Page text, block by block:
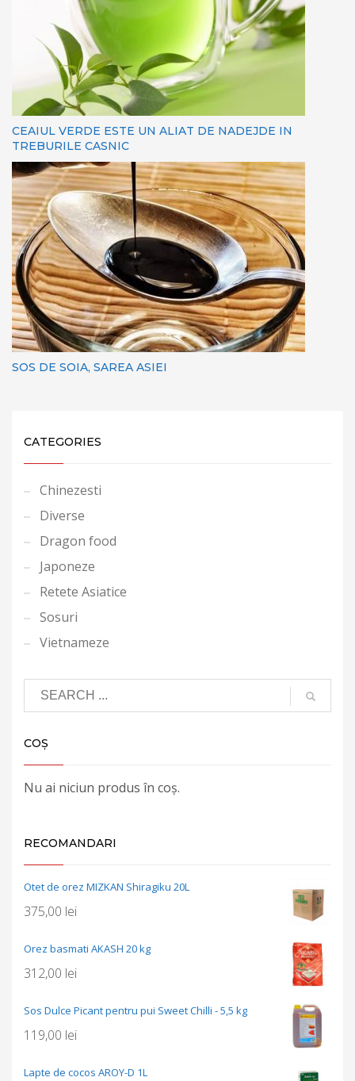
CEAIUL VERDE ESTE UN ALIAT DE NADEJDE IN
TREBURILE CASNIC
SOS DE SOIA, SAREA ASIEI
CATEGORIES
Chinezesti
Diverse
Dragon food
Japoneze
Retete Asiatice
Sosuri
Vietnameze
COȘ
Nu ai niciun produs în coș.
RECOMANDARI
Otet de orez MIZKAN Shiragiku 20L
375,00 lei
Orez basmati AKASH 20 kg
312,00 lei
Sos Dulce Picant pentru pui Sweet Chilli - 5,5 kg
119,00 lei
Lapte de cocos AROY-D 1L